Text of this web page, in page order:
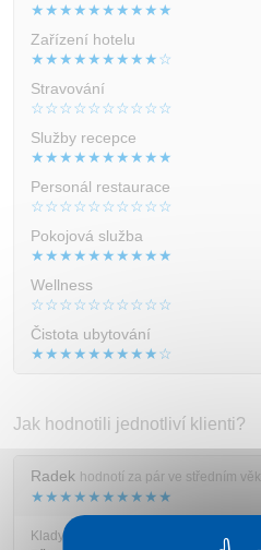
O nás
Kontakt
★★★★★★★★★★
Zařízení hotelu
★★★★★★★★★☆
Stravování
☆☆☆☆☆☆☆☆☆☆
Služby recepce
★★★★★★★★★★
Personál restaurace
☆☆☆☆☆☆☆☆☆☆
Pokojová služba
★★★★★★★★★★
Wellness
☆☆☆☆☆☆☆☆☆☆
Čistota ubytování
★★★★★★★★★☆
Jak hodnotili jednotliví klienti?
Radek hodnotí za pár ve středním
★★★★★★★★★★
Klady: